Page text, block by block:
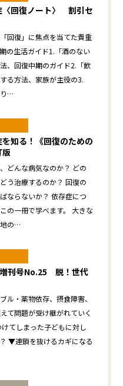
〈回復ノート〉 割引セ
回復」に焦点を当てた貴重
の生活ガイド1.「酒のない
、回復中期のガイド2.「飲
る方法、家族が主役の3.
り…
知る！《回復のための
どんな病気なのか？ どの
う治療するのか？ 回復の
ならないか？ 依存症につ
の一冊で学べます。 大きな
の…
刊号No.25 脱！世代
ル・薬物依存、摂食障害、
問題が受け継がれていく
てしまった子どもに対し
▼連鎖を抜けるカギになる